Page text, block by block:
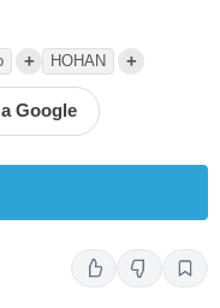
+ HOHAN +
Google